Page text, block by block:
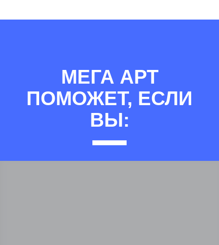
МЕГА АРТ
ПОМОЖЕТ, ЕСЛИ
ВЫ: